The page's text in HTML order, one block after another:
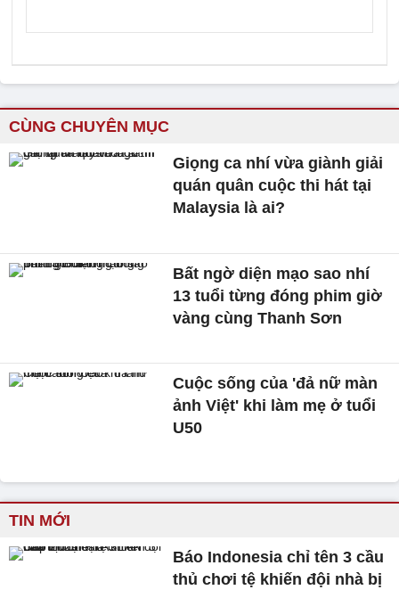
CÙNG CHUYÊN MỤC
Giọng ca nhí vừa giành giải
quán quân cuộc thi hát tại
Malaysia là ai?
Bất ngờ diện mạo sao nhí
13 tuổi từng đóng phim giờ
vàng cùng Thanh Sơn
Cuộc sống của 'đả nữ màn
ảnh Việt' khi làm mẹ ở tuổi
U50
TIN MỚI
Báo Indonesia chỉ tên 3 cầu
thủ chơi tệ khiến đội nhà bị